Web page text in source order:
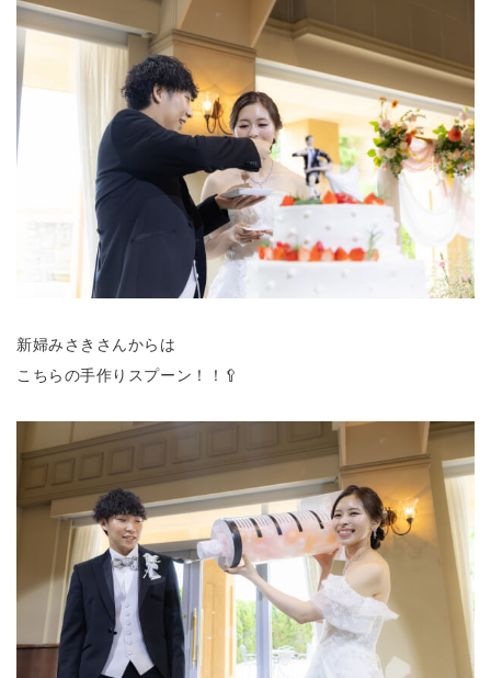
新婦みさきさんからは
こちらの手作りスプーン！！🥄